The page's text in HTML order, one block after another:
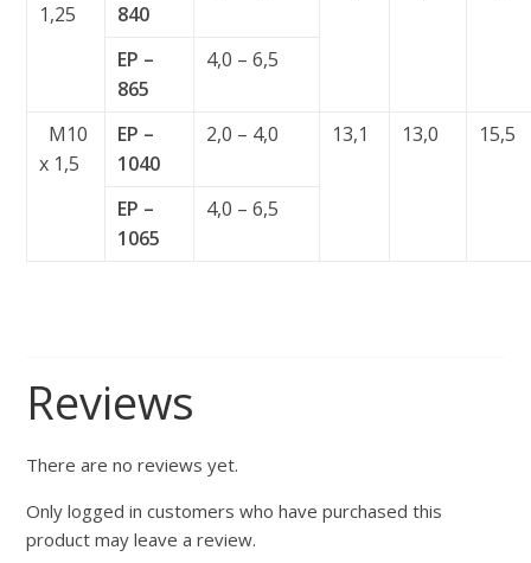
1,25
840
EP –
865
4,0 – 6,5
M10
x 1,5
EP –
1040
2,0 – 4,0 13,1 13,0 15,5
EP –
1065
4,0 – 6,5
Reviews
There are no reviews yet.
Only logged in customers who have purchased this
product may leave a review.